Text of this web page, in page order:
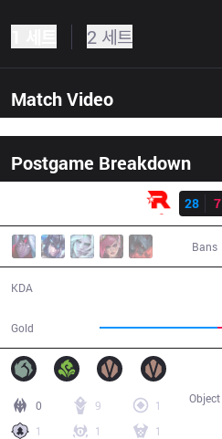
2 세트
Match Video
Postgame Breakdown
28
7
Bans
KDA
Gold
0 9
1
1
1 1
Object